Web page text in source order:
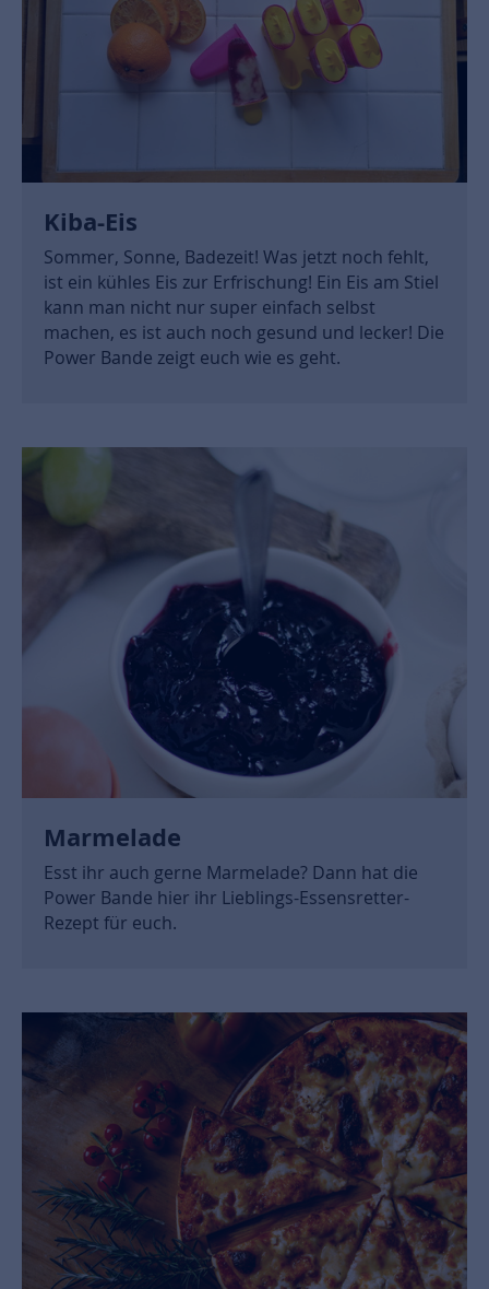
Kiba-Eis
Sommer, Sonne, Badezeit! Was jetzt noch fehlt,
ist ein kühles Eis zur Erfrischung! Ein Eis am Stiel
kann man nicht nur super einfach selbst
machen, es ist auch noch gesund und lecker! Die
Power Bande zeigt euch wie es geht.
Marmelade
Esst ihr auch gerne Marmelade? Dann hat die
Power Bande hier ihr Lieblings-Essensretter-
Rezept für euch.